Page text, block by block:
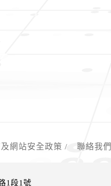
網站安全政策 / 聯絡我們
1段1號